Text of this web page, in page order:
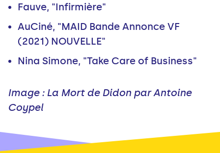
Fauve, "Infirmière"
AuCiné, "MAID Bande Annonce VF
(2021) NOUVELLE"
Nina Simone, "Take Care of Business"
Image : La Mort de Didon par Antoine
Coypel